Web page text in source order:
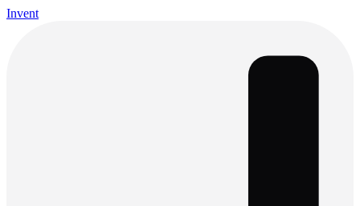
Invent